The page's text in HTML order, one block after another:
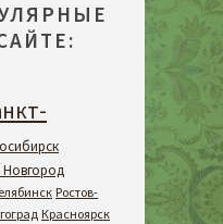
Ростов-
Красноярск